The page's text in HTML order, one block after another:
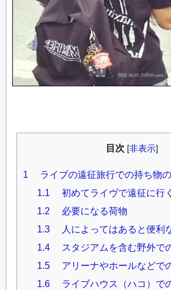
目次 [非表示]
1 ライブの遠征旅行での持ち物の
1.1 初めてライヴで遠征に行
1.2 必要になる荷物
1.3人によってはあると便利
1.4スタジアムを含む野外で
1.5アリーナやホールなどで
1.6ライブハウス（ハコ）で